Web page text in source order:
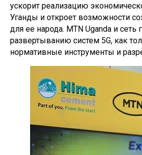
ускорит реализацию
Уганды и откроет возможности
для ее народа. MTN Uganda и сеть
развертыванию систем 5G, как
нормативные инструменты и